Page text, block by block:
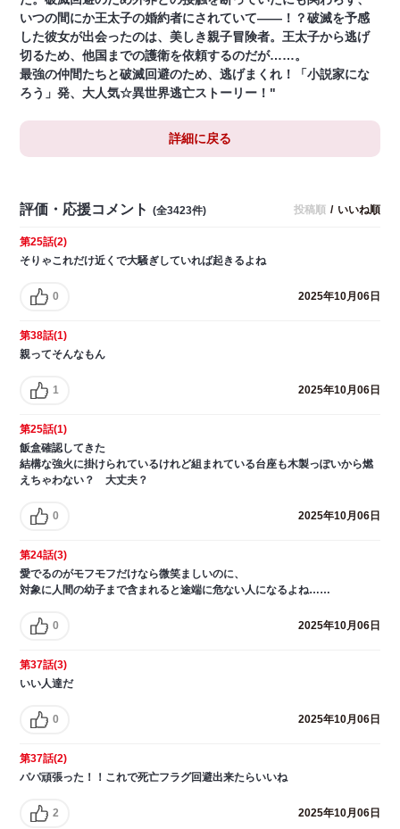
いつの間にか王太子の婚約者にされていて――！？破滅を予感
した彼女が出会ったのは、美しき親子冒険者。王太子から逃げ
切るため、他国までの護衛を依頼するのだが……。
最強の仲間たちと破滅回避のため、逃げまくれ！「小説家にな
ろう」発、大人気☆異世界逃亡ストーリー！"
詳細に戻る
評価・応援コメント (全3423件) 投稿順 / いいね順
第25話(2)
そりゃこれだけ近くで大騒ぎしていれば起きるよね
0 2025年10月06日
第38話(1)
親ってそんなもん
1 2025年10月06日
第25話(1)
飯盒確認してきた
結構な強火に掛けられているけれど組まれている台座も木製っぽいから燃
えちゃわない？ 大丈夫？
0 2025年10月06日
第24話(3)
愛でるのがモフモフだけなら微笑ましいのに、
対象に人間の幼子まで含まれると途端に危ない人になるよね……
0 2025年10月06日
第37話(3)
いい人達だ
0 2025年10月06日
第37話(2)
パパ頑張った！！これで死亡フラグ回避出来たらいいね
2 2025年10月06日